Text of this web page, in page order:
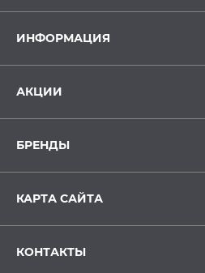
ИНФОРМАЦИЯ
АКЦИИ
БРЕНДЫ
КАРТА САЙТА
КОНТАКТЫ